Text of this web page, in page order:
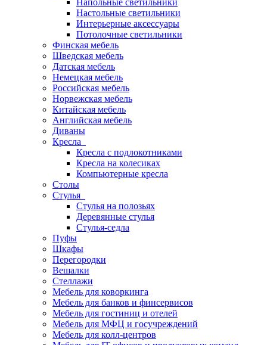
Напольные светильники
Настольные светильники
Интерьерные аксессуары
Потолочные светильники
Финская мебель
Шведская мебель
Датская мебель
Немецкая мебель
Российская мебель
Норвежская мебель
Китайская мебель
Английская мебель
Диваны
Кресла
Кресла с подлокотниками
Кресла на колесиках
Компьютерные кресла
Столы
Стулья
Стулья на полозьях
Деревянные стулья
Стулья-седла
Пуфы
Шкафы
Перегородки
Вешалки
Стеллажи
Мебель для коворкинга
Мебель для банков и финсервисов
Мебель для гостиниц и отелей
Мебель для МФЦ и госучреждений
Мебель для колл-центров